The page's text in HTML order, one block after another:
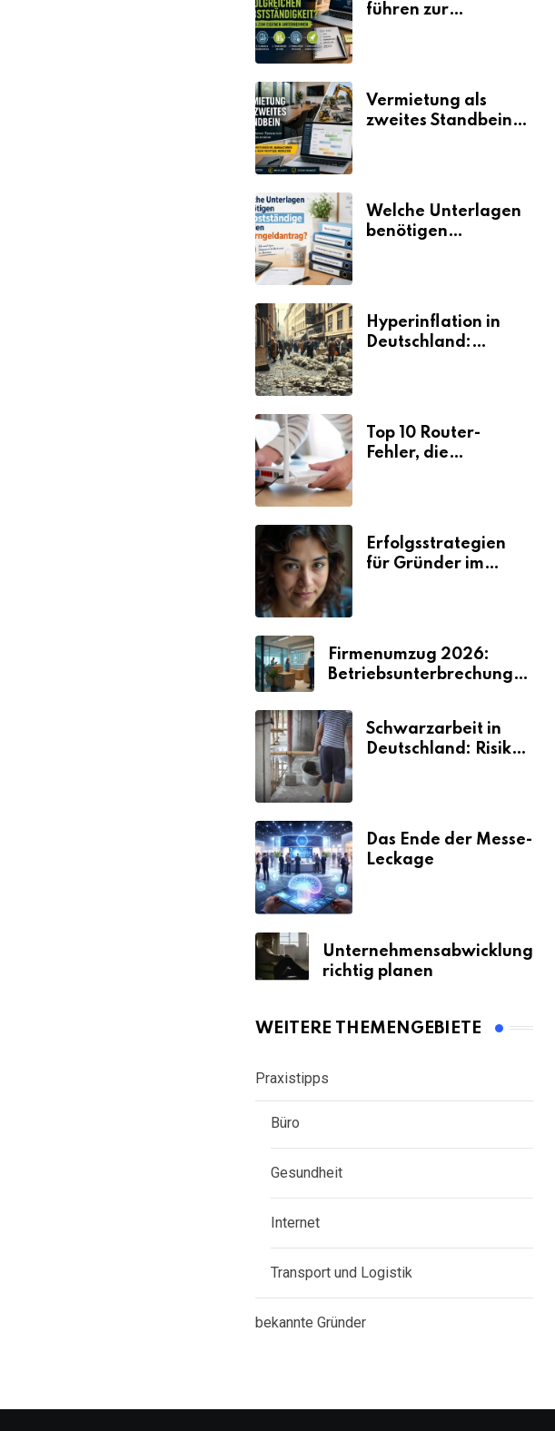
führen zur
Vermietung als
zweites Standbein:
Umsätze machen
Welche Unterlagen
benötigen
Hyperinflation in
Deutschland:
Top 10 Router-
Fehler, die
Erfolgsstrategien
für Gründer im
Firmenumzug 2026:
Betriebsunterbrechungen
Schwarzarbeit in
Deutschland: Risiken
Das Ende der Messe-
Leckage
Unternehmensabwicklung
richtig planen
WEITERE THEMENGEBIETE
Praxistipps
Büro
Gesundheit
Internet
Transport und Logistik
bekannte Gründer